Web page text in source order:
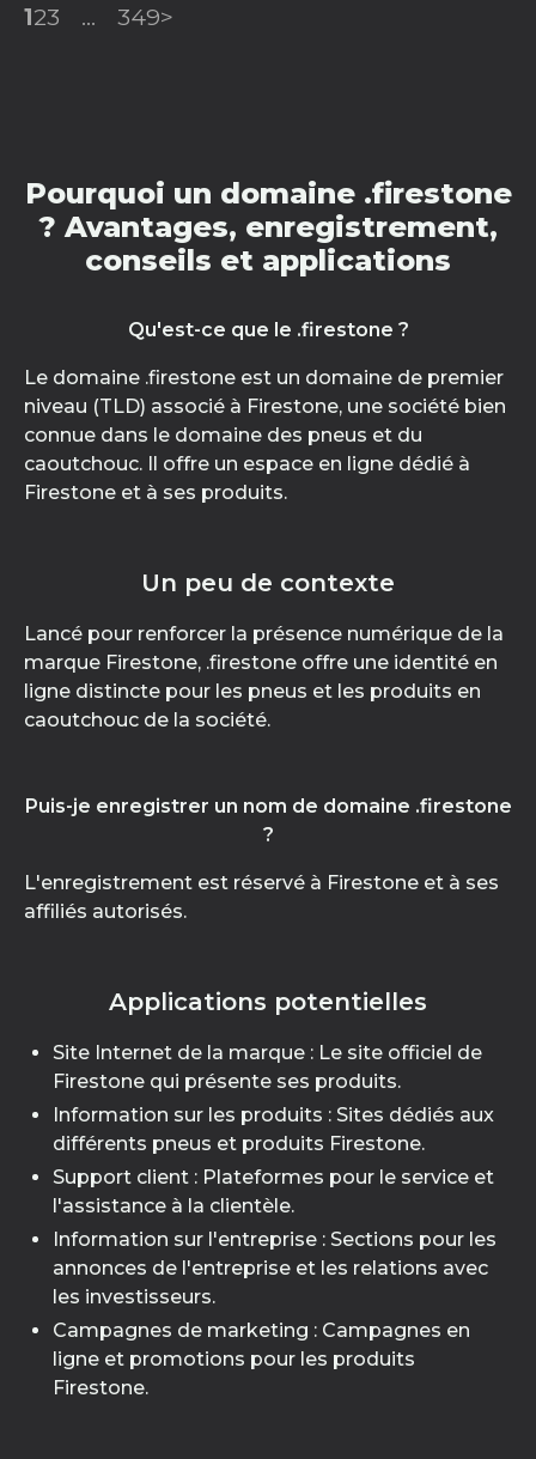
123 ... 349>
Pourquoi un domaine .firestone
? Avantages, enregistrement,
conseils et applications
Qu'est-ce que le .firestone ?
Le domaine .firestone est un domaine de premier
niveau (TLD) associé à Firestone, une société bien
connue dans le domaine des pneus et du
caoutchouc. Il offre un espace en ligne dédié à
Firestone et à ses produits.
Un peu de contexte
Lancé pour renforcer la présence numérique de la
marque Firestone, .firestone offre une identité en
ligne distincte pour les pneus et les produits en
caoutchouc de la société.
Puis-je enregistrer un nom de domaine .firestone
?
L'enregistrement est réservé à Firestone et à ses
affiliés autorisés.
Applications potentielles
Site Internet de la marque : Le site officiel de
Firestone qui présente ses produits.
Information sur les produits : Sites dédiés aux
différents pneus et produits Firestone.
Support client : Plateformes pour le service et
l'assistance à la clientèle.
Information sur l'entreprise : Sections pour les
annonces de l'entreprise et les relations avec
les investisseurs.
Campagnes de marketing : Campagnes en
ligne et promotions pour les produits
Firestone.